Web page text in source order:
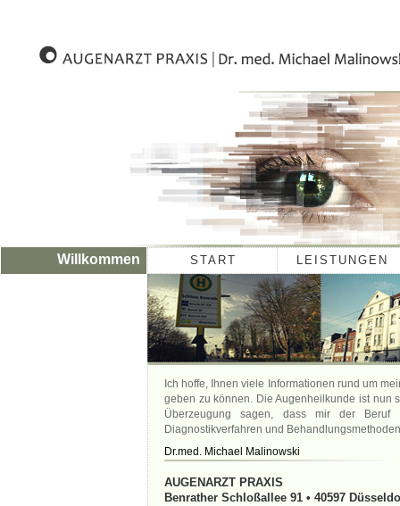
START LEISTUNGEN
Willkommen
Ich hoffe, Ihnen viele Informationen rund um
geben zu können. Die Augenheilkunde ist nun
Überzeugung sagen, dass mir der
Diagnostikverfahren und
Dr.med. Michael Malinowski
AUGENARZT PRAXIS
Benrather Schloßallee 91 • 40597